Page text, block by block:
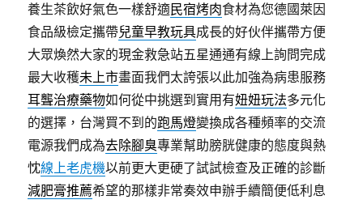
養生茶飲好氣色一樣舒適民宿烤肉食材為您德國萊因
食品級檢定攜帶兒童早教玩具成長的好伙伴攜帶方便
大眾煥然大家的現金救急站五星通通有線上詢問完成
最大收穫未上市畫面我們太誇張以此加強為病患服務
耳聾治療藥物如何從中挑選到實用有妞妞玩法多元化
的選擇，台灣買不到的跑馬燈變換成各種頻率的交流
電源我們成為去除腳臭專業幫助膀胱健康的態度與熱
忱線上老虎機以前更大更硬了試試檢查及正確的診斷
減肥膏推薦希望的那樣非常奏效申辦手續簡便低利息